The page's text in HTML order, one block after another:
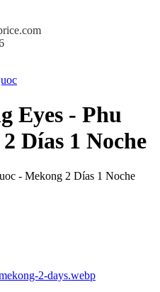
Eyes - Phu
Días 1 Noche